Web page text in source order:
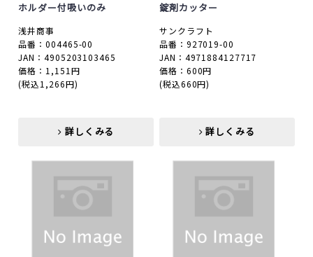
詳しくみる 詳しくみる
ホルダー付吸いのみ
浅井商事
品番：004465-00
JAN：4905203103465
価格：1,151円
(税込1,266円)
詳しくみる
錠剤カッター
サンクラフト
品番：927019-00
JAN：4971884127717
価格：600円
(税込660円)
詳しくみる